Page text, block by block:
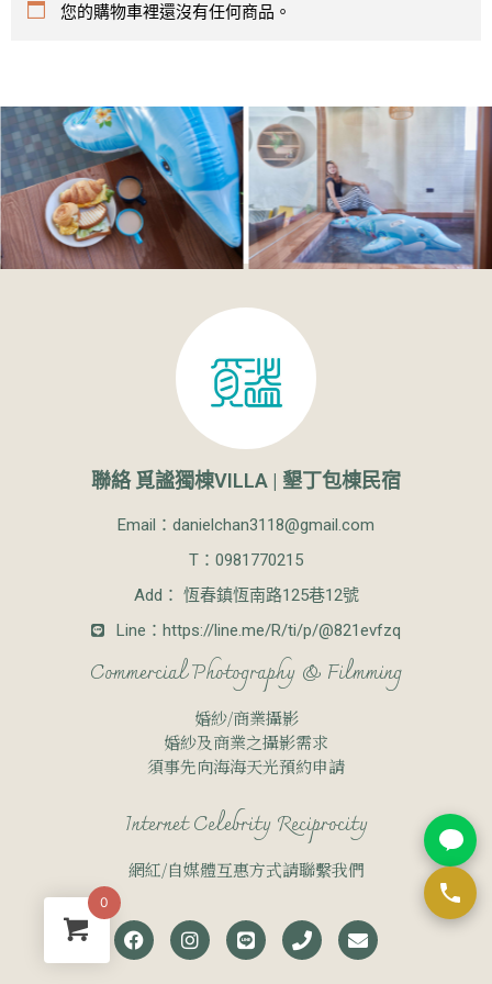
您的購物車裡還沒有任何商品。
聯絡 覓謐獨棟VILLA | 墾丁包棟民宿
Email： danielchan3118@gmail.com
T：0981770215
Add： 恆春鎮恆南路125巷12號
Line：https://line.me/R/ti/p/@821evfzq
Commercial Photography & Filmming
婚紗/商業攝影
婚紗及商業之攝影需求
須事先向海海天光預約申請
Internet Celebrity Reciprocity
網紅/自媒體互惠方式請聯繫我們
0